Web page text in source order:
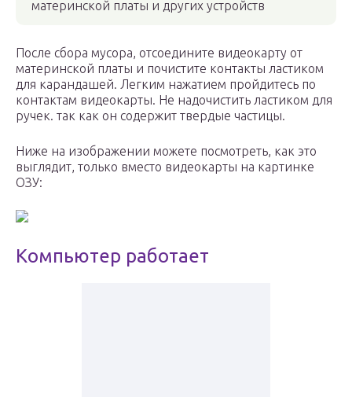
материнской платы и других устройств
После сбора мусора, отсоедините видеокарту от
материнской платы и почистите контакты ластиком
для карандашей. Легким нажатием пройдитесь по
контактам видеокарты. Не надочистить ластиком для
ручек. так как он содержит твердые частицы.
Ниже на изображении можете посмотреть, как это
выглядит, только вместо видеокарты на картинке
ОЗУ:
Компьютер работает